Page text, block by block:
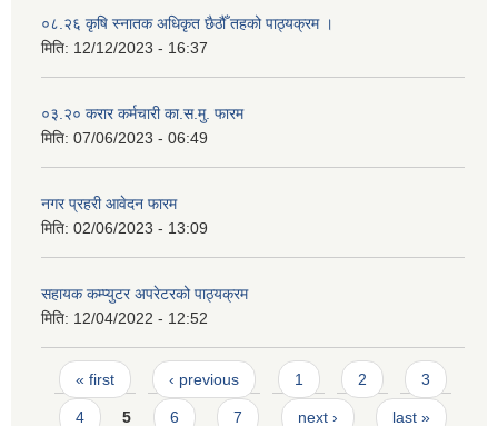
०८.२६ कृषि स्‍नातक अधिकृत छैठौँ तहको पाठ्यक्रम ।
मिति: 12/12/2023 - 16:37
०३.२० करार कर्मचारी का.स.मु. फारम
मिति: 07/06/2023 - 06:49
नगर प्रहरी आवेदन फारम
मिति: 02/06/2023 - 13:09
सहायक कम्प्युटर अपरेटरको पाठ्यक्रम
मिति: 12/04/2022 - 12:52
Pages
« first ‹ previous 1 2 3
4 5 6 7 next › last »